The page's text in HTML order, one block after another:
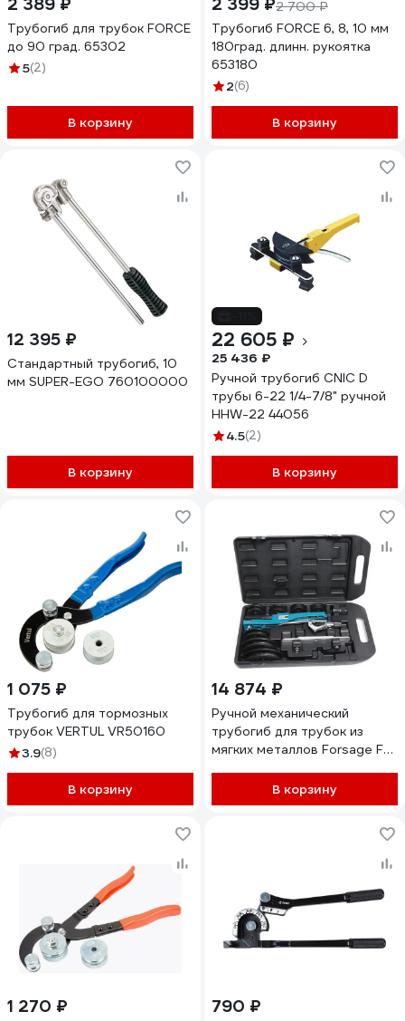
Трубогиб для трубок FORCE
до 90 град. 65302
5(2)
В корзину
2 700 ₽
Трубогиб FORCE 6, 8, 10 мм
180град. длинн. рукоятка
653180
2(6)
В корзину
12 395 ₽
Стандартный трубогиб, 10
мм SUPER-EGO 760100000
В корзину
22 605 ₽
25 436 ₽
Ручной трубогиб CNIC D
трубы 6-22 1/4-7/8" ручной
HHW-22 44056
4.5(2)
В корзину
1 075 ₽
Трубогиб для тормозных
трубок VERTUL VR50160
3.9(8)
В корзину
14 874 ₽
Ручной механический
трубогиб для трубок из
мягких металлов Forsage F-
В корзину
1 270 ₽ 790 ₽